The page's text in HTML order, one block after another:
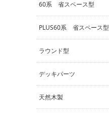
60系 省スペース型
PLUS60系 省スペース型
ラウンド型
デッキパーツ
天然木製